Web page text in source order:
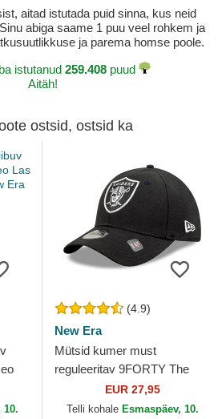
aitad istutada puid sinna, kus neid
abiga saame 1 puu veel rohkem ja
ja parema homse poole.
istutanud 259.408 puud
Aitäh!
ostsid, ostsid ka
10.
(4.9)
New Era
Mütsid kumer must
reguleeritav 9FORTY The
League Las Vegas Raiders
NFL New Era
EUR 27,95
Telli kohale Esmaspäev, 10.